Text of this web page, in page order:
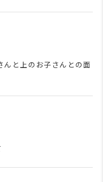
んと上のお子さんとの面